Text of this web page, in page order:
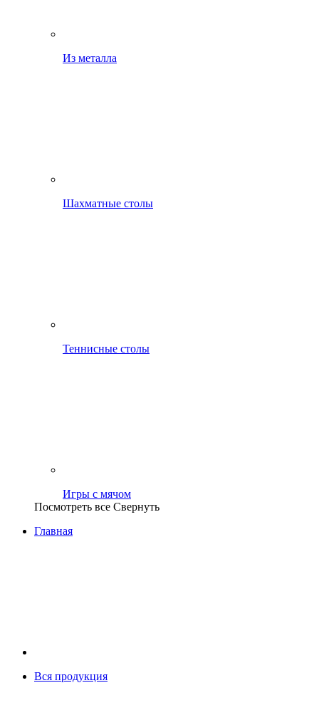
Из металла
Шахматные столы
Теннисные столы
Игры с мячом
Посмотреть все Свернуть
Главная
Вся продукция